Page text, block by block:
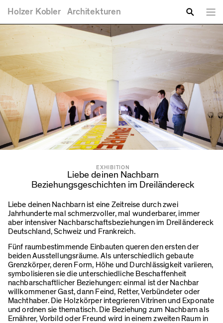
Holzer Kobler Architekturen
Zu suchende Schlüsselwörter
Sie sind hier
EXHIBITION
Liebe deinen Nachbarn
Beziehungsgeschichten im Dreiländereck
Liebe deinen Nachbarn ist eine Zeitreise durch zwei
Jahrhunderte mal schmerzvoller, mal wunderbarer, immer
aber intensiver Nachbarschaftsbeziehungen im Dreiländereck
Deutschland, Schweiz und Frankreich.
Fünf raumbestimmende Einbauten queren den ersten der
beiden Ausstellungsräume. Als unterschiedlich gebaute
Grenzkörper, deren Form, Höhe und Durchlässigkeit variieren,
symbolisieren sie die unterschiedliche Beschaffenheit
nachbarschaftlicher Beziehungen: einmal ist der Nachbar
willkommener Gast, dann Feind, Retter, Verbündeter oder
Machthaber. Die Holzkörper integrieren Vitrinen und Exponate
und ordnen sie thematisch. Die Beziehung zum Nachbarn als
Ernährer, Vorbild oder Freund wird in einem zweiten Raum in